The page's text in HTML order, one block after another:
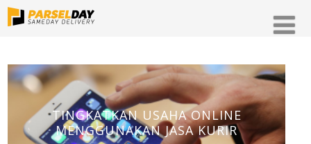
TINGKATKAN USAHA ONLINE
MENGGUNAKAN JASA KURIR